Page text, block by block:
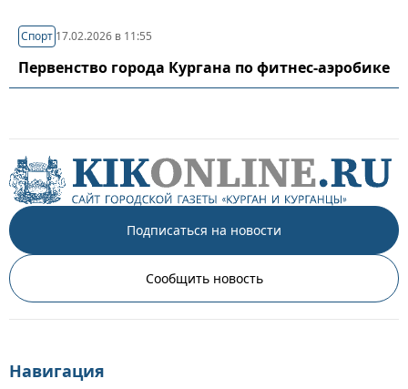
Спорт 17.02.2026 в 11:55
Первенство города Кургана по фитнес-аэробике
Подписаться на новости
Сообщить новость
Навигация